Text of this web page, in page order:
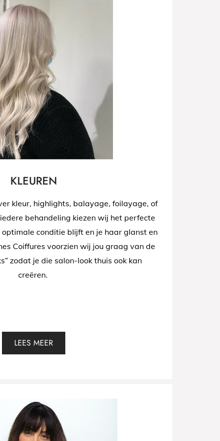
KLEUREN
kleur, highlights, balayage, foilayage, of
behandeling kiezen wij het perfecte
conditie blijft en je haar glanst en
Coiffures voorzien wij jou graag van de
zodat je die salon-look thuis ook kan
creëren.
LEES MEER